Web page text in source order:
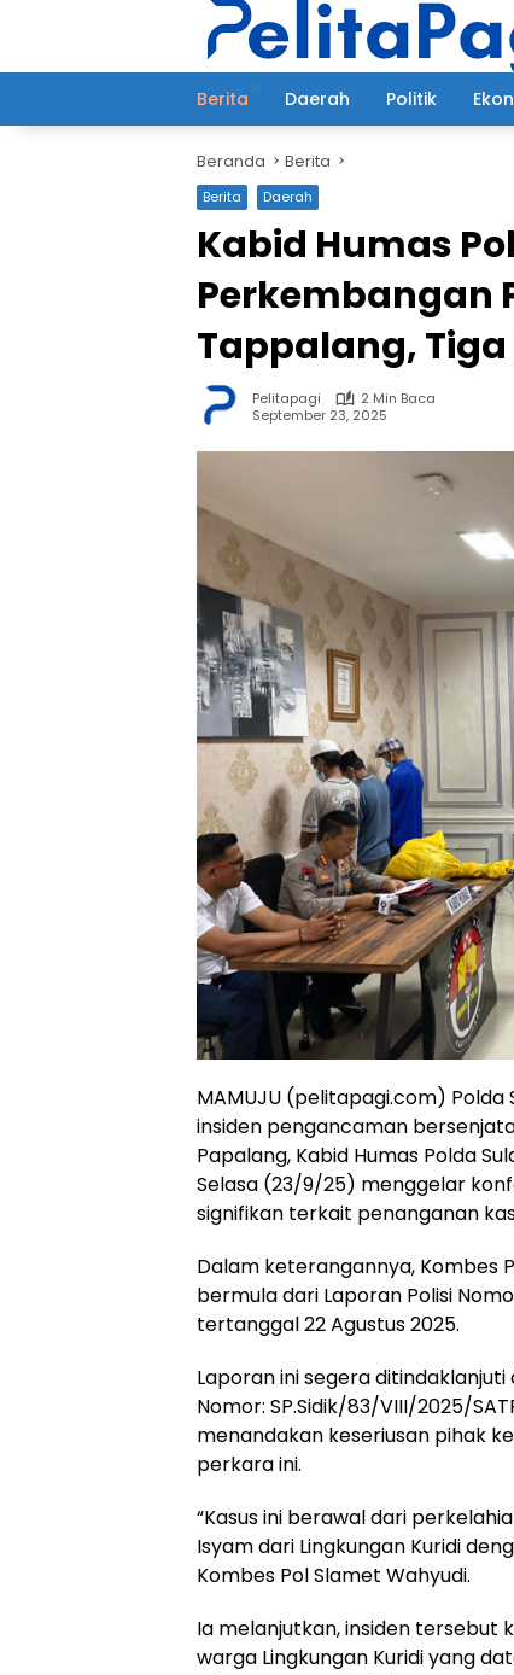
Berita Daerah Politik
Beranda Berita
Berita Daerah
Kabid Humas
Perkembangan
Tappalang,
Pelitapagi
2 Min Baca
September 23, 2025
MAMUJU (pelitapagi.com)
insiden pengancaman
Papalang, Kabid Humas Polda
Selasa (23/9/25) menggelar
signifikan terkait penanganan
Dalam keterangannya, Kombes
bermula dari Laporan Polisi
tertanggal 22 Agustus 2025.
Laporan ini segera
Nomor: SP.Sidik/83/VIII/2025/
menandakan keseriusan pihak
perkara ini.
“Kasus ini berawal dari
Isyam dari Lingkungan Kuridi
Kombes Pol Slamet Wahyudi.
Ia melanjutkan, insiden tersebut
warga Lingkungan Kuridi yang